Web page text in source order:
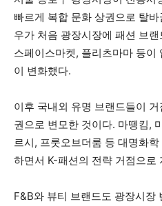
빠르게 복합 문화 상권으로 탈
우가 처음 광장시장에 패션 브
스페이스마켓, 플리츠마마 등이
이 변화했다.
이후 국내외 유명 브랜드들이
권으로 변모한 것이다. 마뗑킴,
르시, 프룻오브더룸 등 대명화
하면서 K-패션의 전략 거점으로
F&B와 뷰티 브랜드도 광장시장